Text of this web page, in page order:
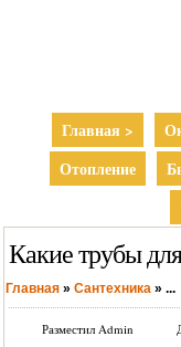
Главная >
Отопление
Какие трубы
Главная » Сантехника » ...
Разместил Admin